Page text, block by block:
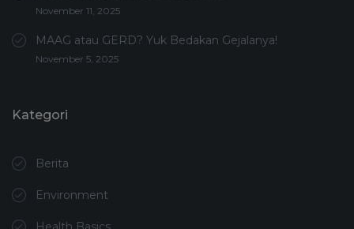
November 11, 2025
MAAG atau GERD? Yuk Bedakan Gejalanya!
November 5, 2025
Kategori
Berita
Environment